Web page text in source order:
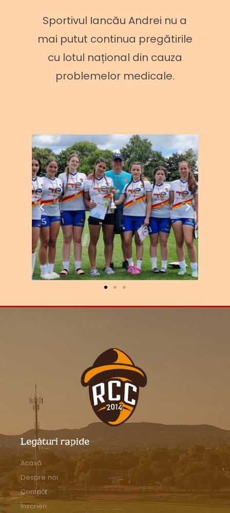
Sportivul Iancău Andrei nu a
mai putut continua pregătirile
cu lotul național din cauza
problemelor medicale.
Legături rapide
Acasă
Despre noi
Contact
Înscrieri